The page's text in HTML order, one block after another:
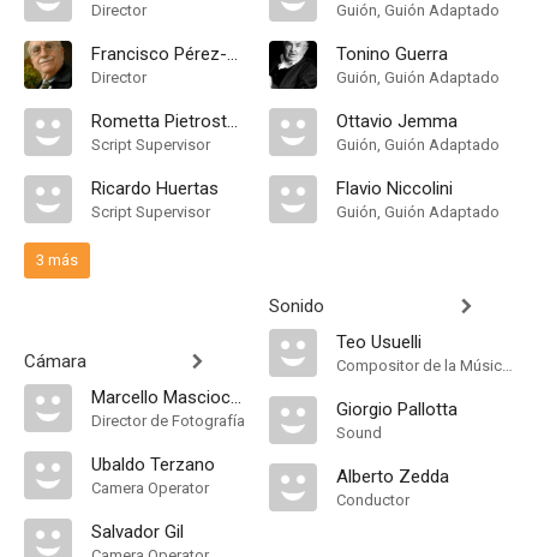
Director
Francisco Pérez-Dolz
Director
Rometta Pietrostefani
Script Supervisor
Ricardo Huertas
Script Supervisor
3 más
Cámara
Marcello Masciocchi
Director de Fotografía
Ubaldo Terzano
Camera Operator
Salvador Gil
Guión, Guión Adaptado
Tonino Guerra
Guión, Guión Adaptado
Ottavio Jemma
Guión, Guión Adaptado
Flavio Niccolini
Guión, Guión Adaptado
Sonido
Teo Usuelli
Compositor de la Música Original, Música
Giorgio Pallotta
Sound
Alberto Zedda
Conductor